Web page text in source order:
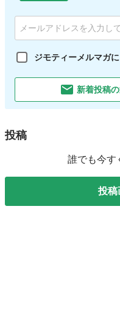
ジモティーメルマガ
新着投稿
投稿
誰でも今す
投稿